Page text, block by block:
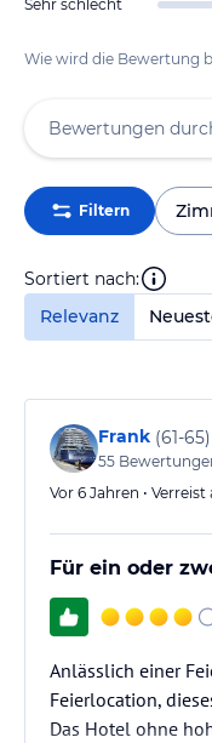
Sehr schlecht
Wie wird die Bewertung
Filtern
Sortiert nach:
Relevanz
Frank (61-65)
55
Vor 6 Jahren •
Für ein oder
Anlässlich einer
Feierlocation,
Das Hotel ohne